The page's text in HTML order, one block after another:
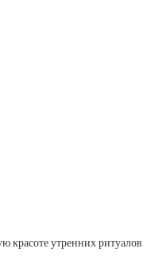
красоте утренних ритуалов.